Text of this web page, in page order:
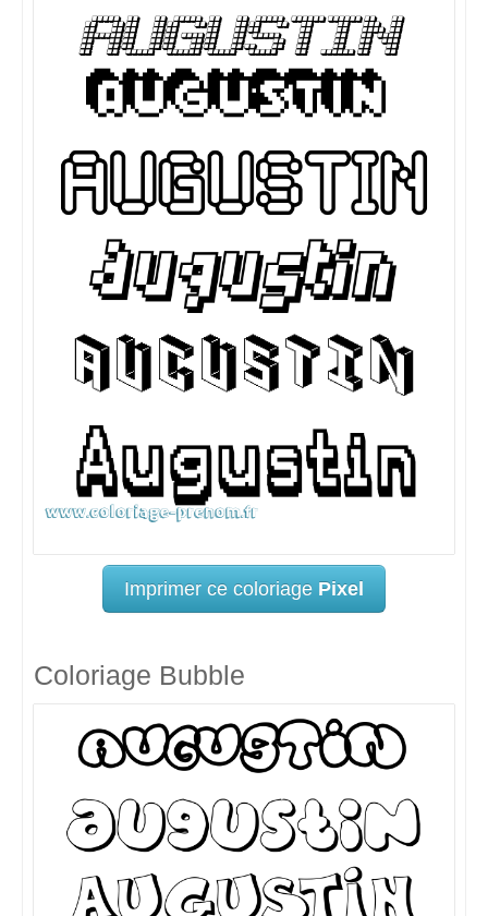
Imprimer ce coloriage Pixel
Coloriage Bubble